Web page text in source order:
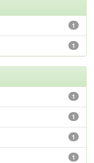
1
1
1
1
1
1